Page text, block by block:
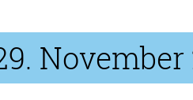
November